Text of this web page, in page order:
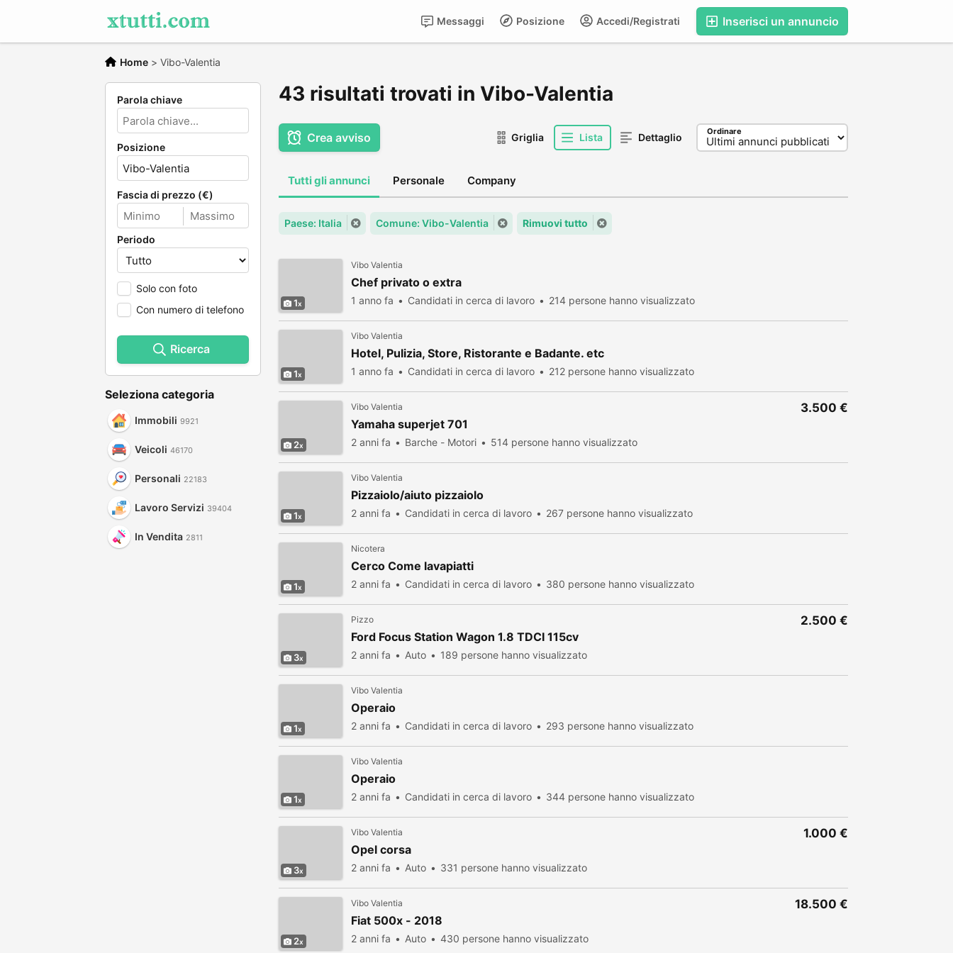
Inserisci un annuncio
Accedi/Registrati
Posizione
Messaggi
Home > Vibo-Valentia
Parola chiave
Posizione
Fascia di prezzo (€)
Periodo
Solo con foto
Con numero di telefono
Ricerca
Seleziona categoria
Immobili 9921
Veicoli 46170
Personali 22183
Lavoro Servizi 39404
In Vendita 2811
43 risultati trovati in Vibo-Valentia
Crea avviso Griglia Lista Dettaglio Ordinare
Tutti gli annunci Personale Company
Paese: Italia Comune: Vibo-Valentia Rimuovi tutto
1
Vibo Valentia
Chef privato o extra
1 anno fa Candidati in cerca di lavoro 214 persone hanno visualizzato
1
Vibo Valentia
Hotel, Pulizia, Store, Ristorante e Badante. etc
1 anno fa Candidati in cerca di lavoro 212 persone hanno visualizzato
2
Vibo Valentia
Yamaha superjet 701
2 anni fa Barche - Motori 514 persone hanno visualizzato
3.500 €
1
Vibo Valentia
Pizzaiolo/aiuto pizzaiolo
2 anni fa Candidati in cerca di lavoro 267 persone hanno visualizzato
1
Nicotera
Cerco Come lavapiatti
2 anni fa Candidati in cerca di lavoro 380 persone hanno visualizzato
3
Pizzo
Ford Focus Station Wagon 1.8 TDCI 115cv
2 anni fa Auto 189 persone hanno visualizzato
2.500 €
1
Vibo Valentia
Operaio
2 anni fa Candidati in cerca di lavoro 293 persone hanno visualizzato
1
Vibo Valentia
Operaio
2 anni fa Candidati in cerca di lavoro 344 persone hanno visualizzato
3
Vibo Valentia
Opel corsa
2 anni fa Auto 331 persone hanno visualizzato
1.000 €
2
Vibo Valentia
Fiat 500x - 2018
2 anni fa Auto 430 persone hanno visualizzato
18.500 €